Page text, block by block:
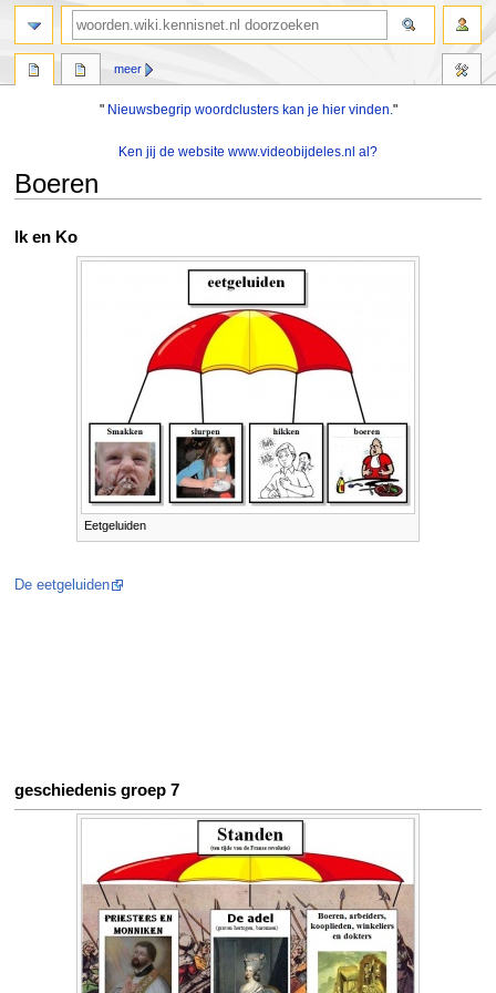
" Nieuwsbegrip woordclusters kan je hier vinden."
Ken jij de website www.videobijdeles.nl al?
Boeren
Naar
Naar
Ik en Ko
Eetgeluiden
De eetgeluiden
geschiedenis groep 7
meer
zoeken